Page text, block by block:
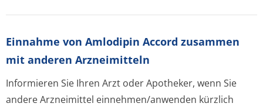
Einnahme von Amlodipin Accord zusammen
mit anderen Arzneimitteln
Informieren Sie Ihren Arzt oder Apotheker, wenn Sie
andere Arzneimittel einnehmen/anwenden kürzlich